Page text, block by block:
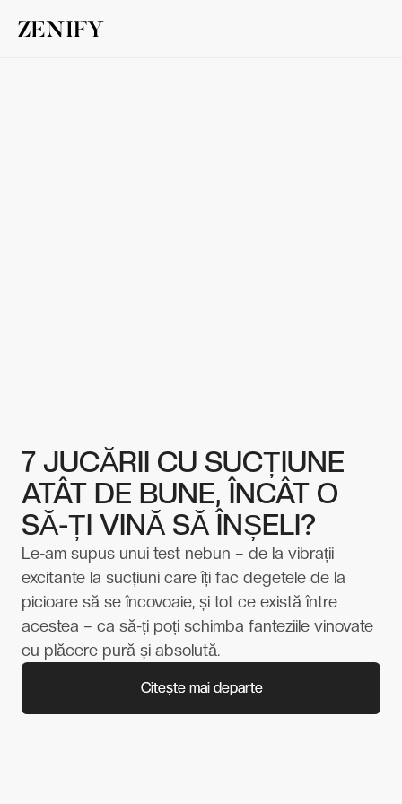
7 JUCĂRII CU SUCȚIUNE
ATÂT DE BUNE, ÎNCÂT O
SĂ-ȚI VINĂ SĂ ÎNȘELI?
Le-am supus unui test nebun – de la vibrații
excitante la sucțiuni care îți fac degetele de la
picioare să se încovoaie, și tot ce există între
acestea – ca să-ți poți schimba fanteziile vinovate
cu plăcere pură și absolută.
Citește mai departe
Citește mai departe